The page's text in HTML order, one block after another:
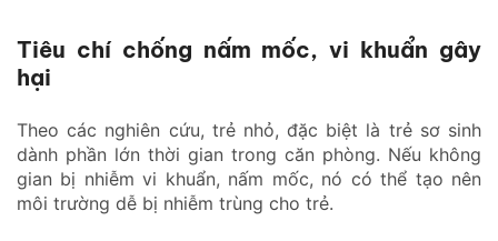
Tiêu chí chống nấm mốc, vi khuẩn gây
hại
Theo các nghiên cứu, trẻ nhỏ, đặc biệt là trẻ sơ sinh
dành phần lớn thời gian trong căn phòng. Nếu không
gian bị nhiễm vi khuẩn, nấm mốc, nó có thể tạo nên
môi trường dễ bị nhiễm trùng cho trẻ.